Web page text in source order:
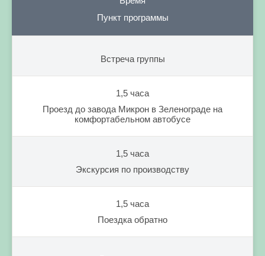
Пункт программы
Встреча группы
1,5 часа
Проезд до завода Микрон в Зеленограде на
комфортабельном автобусе
1,5 часа
Экскурсия по производству
1,5 часа
Поездка обратно